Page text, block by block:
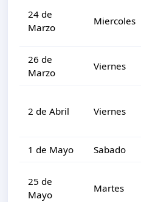
24 de
Marzo
Miercoles
26 de
Marzo
Viernes
2 de Abril Viernes
1 de Mayo Sabado
25 de
Mayo
Martes